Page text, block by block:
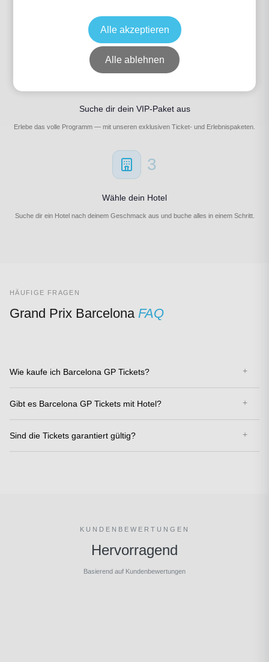
Suche nach deinem Event
Wähle das Event deiner Träume aus — von Fußball über Formel 1 bis Konzerte.
2
Suche dir dein VIP-Paket aus
Erlebe das volle Programm — mit unseren exklusiven Ticket- und Erlebnispaketen.
3
Wähle dein Hotel
Suche dir ein Hotel nach deinem Geschmack aus und buche alles in einem Schritt.
HÄUFIGE FRAGEN
Grand Prix Barcelona FAQ
Wie kaufe ich Barcelona GP Tickets?
Gibt es Barcelona GP Tickets mit Hotel?
Sind die Tickets garantiert gültig?
KUNDENBEWERTUNGEN
Hervorragend
Basierend auf Kundenbewertungen
Alle akzeptieren
Alle ablehnen